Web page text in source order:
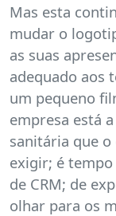
Mas esta
mudar o
as suas
adequado aos
um pequeno
empresa está
sanitária que
exigir; é
de CRM; de
olhar para os